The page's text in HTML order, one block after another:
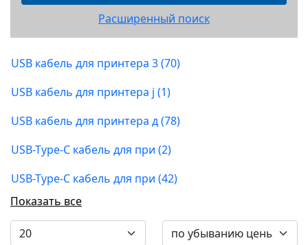
Расширенный поиск
USB кабель для принтера 3 (70)
USB кабель для принтера j (1)
USB кабель для принтера д (78)
USB-Type-C кабель для при (2)
USB-Tyрe-C кабель для при (42)
Показать все